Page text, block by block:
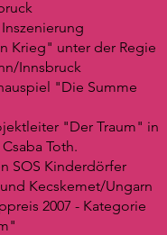
Krieg" unter der Regie
Innsbruck
"Die Summe
"Der Traum" in
Toth.
SOS Kinderdörfer
Kecskemet/Ungarn
2007 - Kategorie